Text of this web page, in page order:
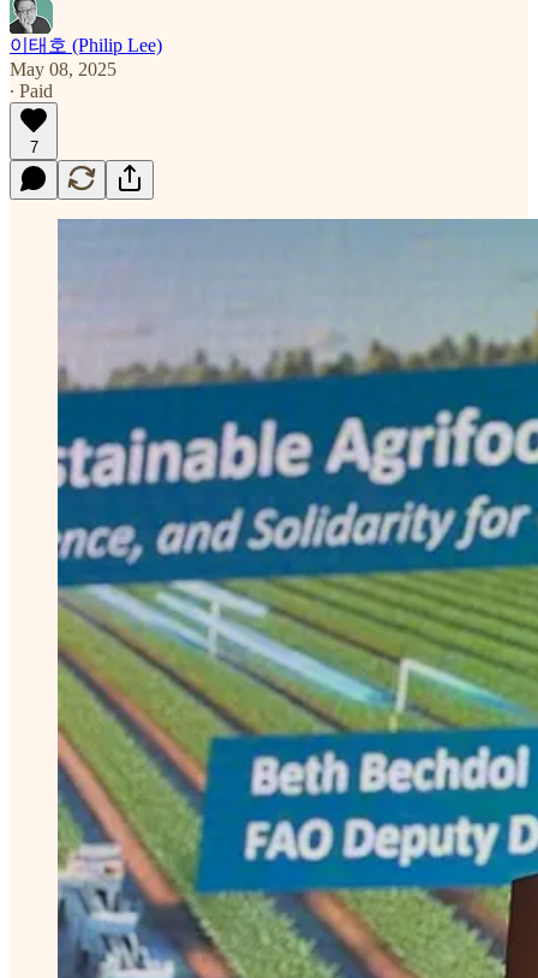
이태호 (Philip Lee)
May 08, 2025
∙ Paid
7